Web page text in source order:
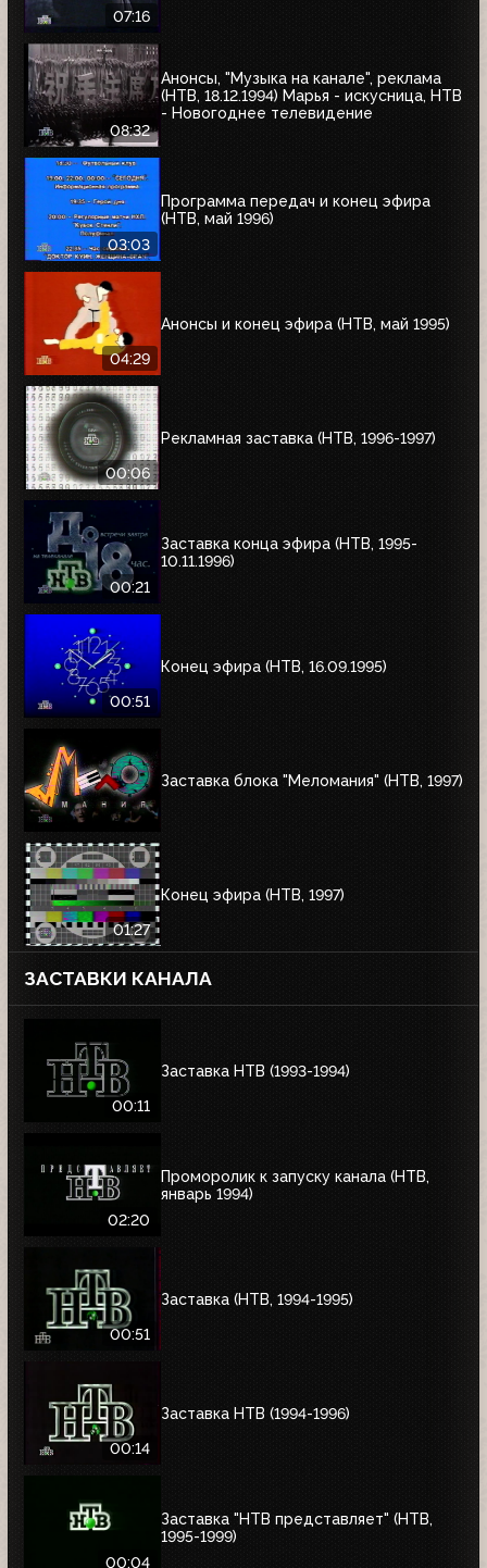
07:16
08:32
Анонсы, "Музыка на канале", реклама
(НТВ, 18.12.1994) Марья - искусница, НТВ
- Новогоднее телевидение
03:03
Программа передач и конец эфира
(НТВ, май 1996)
04:29
Анонсы и конец эфира (НТВ, май 1995)
00:06
Рекламная заставка (НТВ, 1996-1997)
00:21
Заставка конца эфира (НТВ, 1995-
10.11.1996)
00:51
Конец эфира (НТВ, 16.09.1995)
Заставка блока "Меломания" (НТВ, 1997)
01:27
Конец эфира (НТВ, 1997)
ЗАСТАВКИ КАНАЛА
00:11
Заставка НТВ (1993-1994)
02:20
Проморолик к запуску канала (НТВ,
январь 1994)
00:51
Заставка (НТВ, 1994-1995)
00:14
Заставка НТВ (1994-1996)
00:04
Заставка "НТВ представляет" (НТВ,
1995-1999)